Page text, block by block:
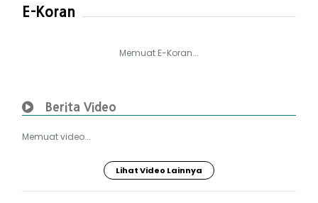
E-Koran
Memuat E-Koran...
Berita Video
Memuat video...
Lihat Video Lainnya